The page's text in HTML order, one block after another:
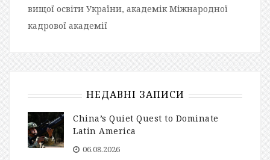
вищої освіти України, академік Міжнародної
кадрової академії
НЕДАВНІ ЗАПИСИ
China’s Quiet Quest to Dominate
Latin America
06.08.2026